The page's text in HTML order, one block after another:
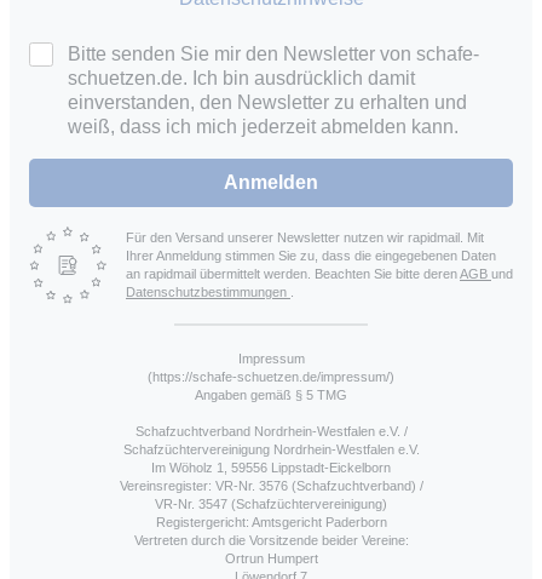
Bitte senden Sie mir den Newsletter von schafe-
schuetzen.de. Ich bin ausdrücklich damit
einverstanden, den Newsletter zu erhalten und
weiß, dass ich mich jederzeit abmelden kann.
Anmelden
Für den Versand unserer Newsletter nutzen wir rapidmail. Mit
Ihrer Anmeldung stimmen Sie zu, dass die eingegebenen Daten
an rapidmail übermittelt werden. Beachten Sie bitte derenAGB und
Datenschutzbestimmungen
Impressum
(https://schafe-schuetzen.de/impressum/)
Angaben gemäß § 5 TMG
Schafzuchtverband Nordrhein-Westfalen e.V. /
Schafzüchtervereinigung Nordrhein-Westfalen e.V.
Im Wöholz 1, 59556 Lippstadt-Eickelborn
Vereinsregister: VR-Nr. 3576 (Schafzuchtverband) /
VR-Nr. 3547 (Schafzüchtervereinigung)
Registergericht: Amtsgericht Paderborn
Vertreten durch die Vorsitzende beider Vereine:
Ortrun Humpert